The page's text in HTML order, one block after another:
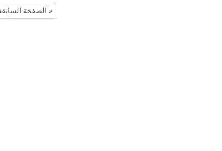
« الصفحة